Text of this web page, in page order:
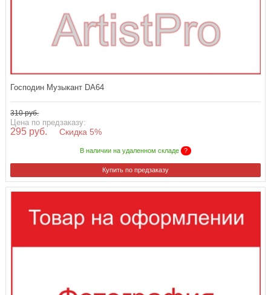
Господин Музыкант DA64
310 руб.
Цена по предзаказу:
295 руб. Скидка 5%
В наличии на удаленном складе ?
Купить по предзаказу